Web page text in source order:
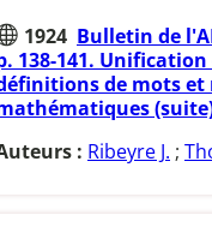
1924 Bulletin de
138-141. Unification
de mots
: Ribeyre J. ;